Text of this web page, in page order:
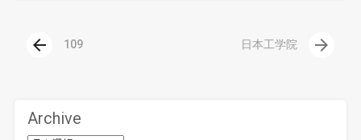
arrow_back 109 日本工学院 arrow_forward
Archive